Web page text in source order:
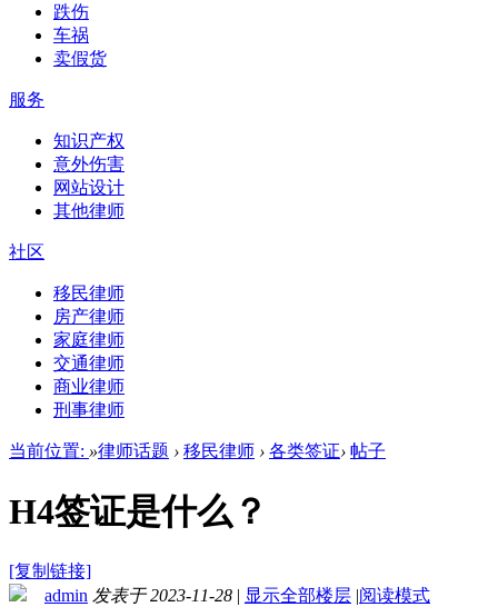
跌伤
车祸
卖假货
服务
知识产权
意外伤害
网站设计
其他律师
社区
移民律师
房产律师
家庭律师
交通律师
商业律师
刑事律师
当前位置: »律师话题 › 移民律师 › 各类签证› 帖子
H4签证是什么？
[复制链接]
admin 发表于 2023-11-28 | 显示全部楼层 |阅读模式